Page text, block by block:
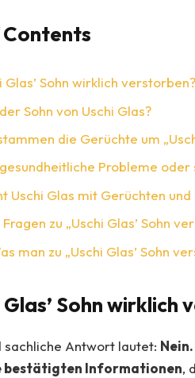
Glas’ Sohn wirklich verstorben?
Sohn von Uschi Glas?
die Gerüchte um
Probleme oder
Uschi Glas mit Gerüchten
zu „Uschi Glas’ Sohn
man zu „Uschi Glas’ Sohn
Glas’ Sohn wirklich
sachliche Antwort lautet: Nein.
bestätigten Informationen,